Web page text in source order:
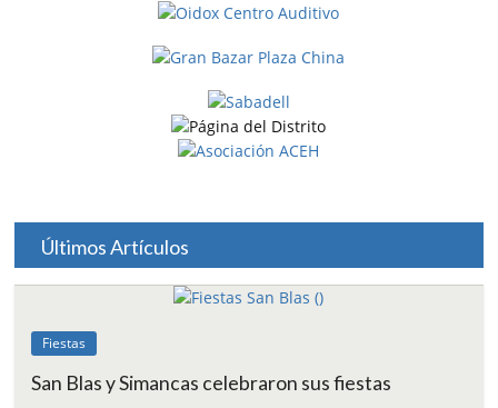
Últimos Artículos
Fiestas
San Blas y Simancas celebraron sus fiestas